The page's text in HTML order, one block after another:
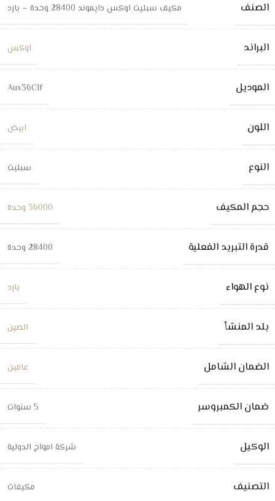
الصنف مكيف سبليت اوكس دايموند 28400 وحدة – بارد
البراند اوكس
الموديل Aux36Clf
اللون ابيض
النوع سبليت
حجم المكيف 36000 وحدة
قدرة التبريد الفعلية 28400 وحدة
نوع الهواء بارد
بلد المنشأ الصين
الضمان الشامل عامين
ضمان الكمبروسر 5 سنوات
الوكيل شركة امواج الدولية
التصنيف مكيفات